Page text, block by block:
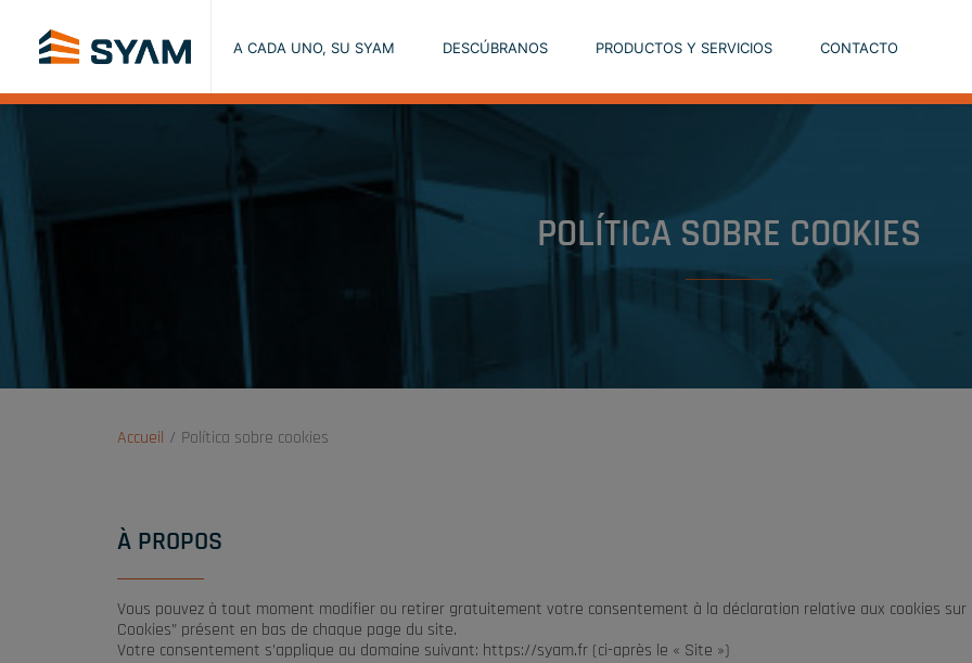
A CADA UNO, SU SYAM DESCÚBRANOS PRODUCTOS Y SERVICIOS CONTACTO
POLÍTICA SOBRE COOKIES
Accueil Política sobre cookies
À PROPOS
Vous pouvez à tout moment modifier ou retirer gratuitement votre consentement à la déclaration relative aux cookies
Cookies” présent en bas de chaque page du site.
Votre consentement s’applique au domaine suivant: https://syam.fr (ci-après le « Site »)